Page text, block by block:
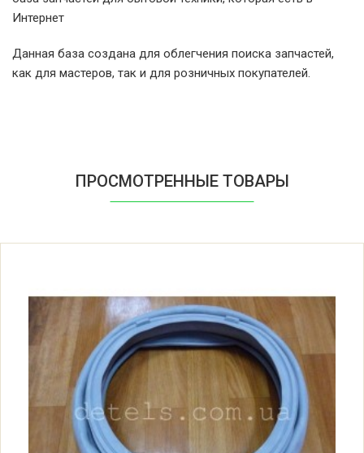
Beko WMA10W
Beko WMB10W
Beko 2312C 6212368100
Beko 2312C 6212390200
Beko 2312CY 6212202000
Beko 2312CY 6212402000
Интернет
Данная база создана для облегчения поиска запчастей,
как для мастеров, так и для розничных покупателей.
ПРОСМОТРЕННЫЕ ТОВАРЫ